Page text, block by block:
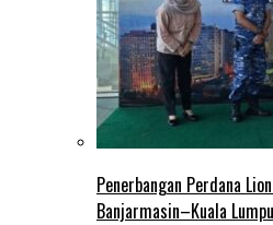
Penerbangan Perdana
Banjarmasin–Kuala